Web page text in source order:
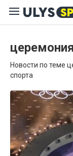
церемония
Новости по теме
спорта